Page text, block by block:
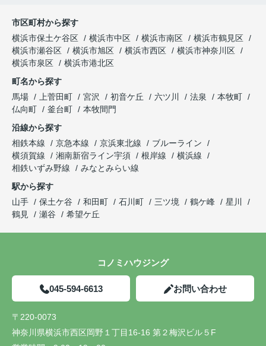
市区町村から探す
横浜市保土ケ谷区
横浜市中区 横浜市南区
横浜市鶴見区
横浜市瀬谷区
横浜市旭区 横浜市西区
横浜市神奈川区
横浜市泉区
横浜市港北区
町名から探す
馬場
上菅田町 宮沢 初音ケ丘 六ツ川 法泉
本牧町
仏向町
釜台町
本牧間門
沿線から探す
相鉄本線
京急本線 京浜東北線
ブルーライン
横須賀線
湘南新宿ライン宇須 根岸線
横浜線
相鉄いずみ野線
みなとみらい線
駅から探す
山手
保土ケ谷 和田町 石川町 三ツ境 鶴ケ峰
星川
鶴見
瀬谷 希望ケ丘
コノミハウジング
045-594-6613 お問い合わせ
〒220-0073
神奈川県横浜市西区岡野１丁目16-16 第２梅沢ビル５F